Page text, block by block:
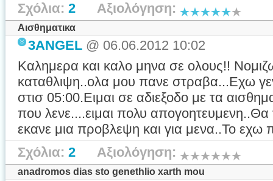
Σχόλια: 2 Αξιολόγηση:
Αισθηματικα
3ANGEL @ 06.06.2012 10:02
Καλημερα και καλο μηνα σε ολους!!
καταθλιψη..ολα μου πανε στραβα...Εχω
στισ 05:00.Ειμαι σε αδιεξοδο με τα
που λενε....ειμαι πολυ απογοητευμενη..Θα
εκανε μια προβλεψη και για μενα..Το
Σχόλια: 2 Αξιολόγηση:
anadromos dias sto genethlio xarth mou